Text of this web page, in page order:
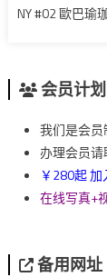
NY #02 歐巴瑜
会员计划
我们是会
办理会员请
￥280起
在线写真+
备用网址